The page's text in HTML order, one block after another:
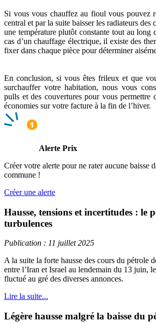
Si vous vous chauffez au fioul vous pouvez
central et par la suite baisser les radiateurs des
une température plutôt constante tout au long
cas d’un chauffage électrique, il existe des
fixer dans chaque pièce pour déterminer
En conclusion, si vous êtes frileux et que
surchauffer votre habitation, nous vous
pulls et des couvertures pour vous permettre
économies sur votre facture à la fin de l’hiver.
Alerte Prix
Créer votre alerte pour ne rater aucune baisse
commune !
Créer une alerte
Hausse, tensions et incertitudes : le
turbulences
Publication : 11 juillet 2025
A la suite la forte hausse des cours du pétrole
entre l’Iran et Israel au lendemain du 13 juin,
fluctué au gré des diverses annonces.
Lire la suite...
Légère hausse malgré la baisse du